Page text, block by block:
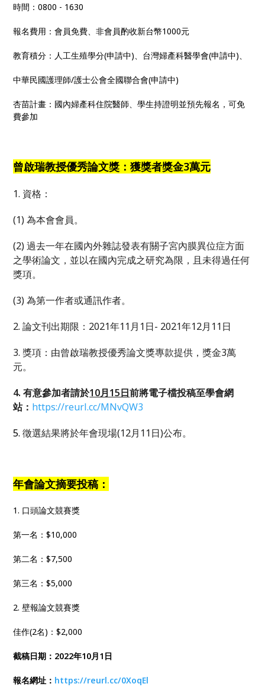
時間：0800 - 1630
報名費用：會員免費、非會員酌收新台幣1000元
教育積分：人工生殖學分(申請中)、台灣婦產科醫學會(申請中)、
中華民國護理師/護士公會全國聯合會(申請中)
杏苗計畫：國內婦產科住院醫師、學生持證明並預先報名，可免
費參加
曾啟瑞教授優秀論文獎：獲獎者獎金3萬元
1. 資格：
(1) 為本會會員。
(2) 過去一年在國內外雜誌發表有關子宮內膜異位症方面
之學術論文，並以在國內完成之研究為限，且未得過任何
獎項。
(3) 為第一作者或通訊作者。
2. 論文刊出期限：2021年11月1日- 2021年12月11日
3. 獎項：由曾啟瑞教授優秀論文獎專款提供，獎金3萬
元。
4.有意參加者請於10月15日前將電子檔投稿至學會網
站： https://reurl.cc/MNvQW3
5.徵選結果將於年會現場(12月11日)公布。
年會論文摘要投稿：
1. 口頭論文競賽獎
第一名：$10,000
第二名：$7,500
第三名：$5,000
2. 壁報論文競賽獎
佳作(2名)：$2,000
截稿日期：2022年10月1日
報名網址： https://reurl.cc/0XoqEl